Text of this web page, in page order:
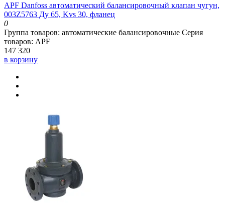
APF Danfoss автоматический балансировочный клапан чугун,
003Z5763 Ду 65, Kvs 30, фланец
0
Группа товаров: автоматические балансировочные Серия
товаров: APF
147 320
в корзину